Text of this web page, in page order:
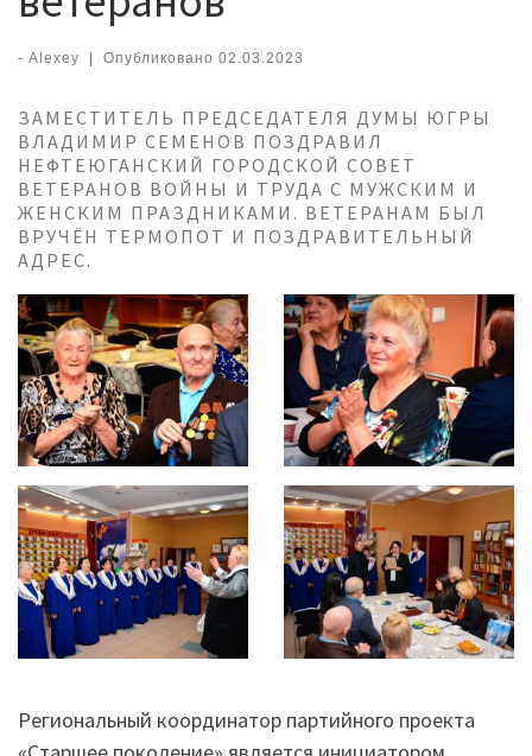
- Alexey | Опубликовано 02.03.2023
ЗАМЕСТИТЕЛЬ ПРЕДСЕДАТЕЛЯ ДУМЫ ЮГРЫ
ВЛАДИМИР СЕМЕНОВ ПОЗДРАВИЛ
НЕФТЕЮГАНСКИЙ ГОРОДСКОЙ СОВЕТ
ВЕТЕРАНОВ ВОЙНЫ И ТРУДА С МУЖСКИМ И
ЖЕНСКИМ ПРАЗДНИКАМИ. ВЕТЕРАНАМ БЫЛ
ВРУЧЁН ТЕРМОПОТ И ПОЗДРАВИТЕЛЬНЫЙ
АДРЕС.
Региональный координатор партийного проекта